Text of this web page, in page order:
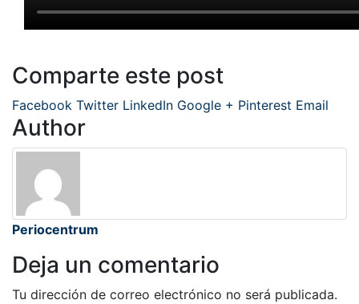
Comparte este post
Facebook Twitter LinkedIn Google + Pinterest Email
Author
Periocentrum
Deja un comentario
Tu dirección de correo electrónico no será publicada.